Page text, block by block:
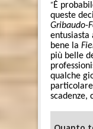
“È
queste
Gribaudo-
entusiasta
bene la
più belle
qualche
scadenze,